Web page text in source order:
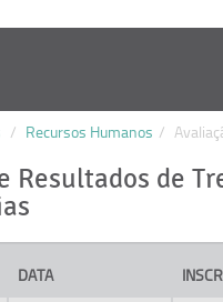
/ Recursos Humanos /
Resultados de
DATA